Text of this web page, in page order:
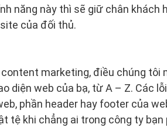
năng này thì sẽ giữ chân khách
của đối thủ.
marketing, điều chúng tôi
diện web của bạ, từ A – Z. Các
phần header hay footer của
tệ khi chẳng ai trong công ty bạn